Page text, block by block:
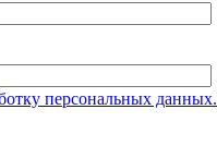
персональных данных.